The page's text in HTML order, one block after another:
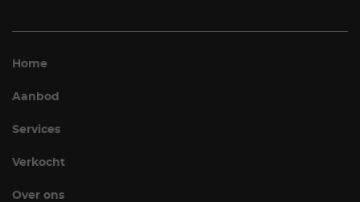
Home
Aanbod
Services
Verkocht
Over ons